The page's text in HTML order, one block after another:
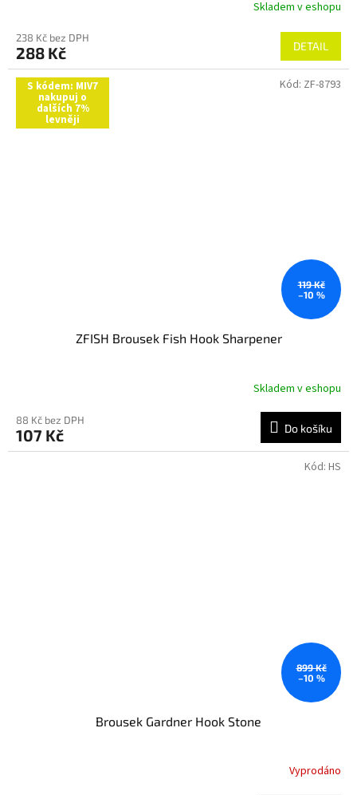
Skladem v eshopu
238 Kč bez DPH
288 Kč DETAIL
S kódem: MIV7
nakupuj o
dalších 7%
levněji
119 Kč
–10 %
ZFISH Brousek Fish Hook Sharpener
Skladem v eshopu
88 Kč bez DPH
107 Kč Do košíku
Kód: ZF-8793
899 Kč
–10 %
Brousek Gardner Hook Stone
Vyprodáno
Kód: HS